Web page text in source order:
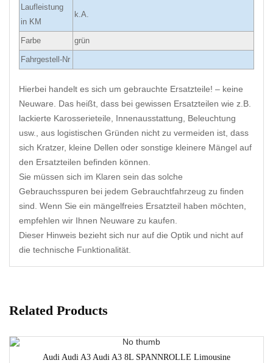
Laufleistung
in KM
k.A.
Farbe grün
Fahrgestell-Nr
Hierbei handelt es sich um gebrauchte Ersatzteile! – keine
Neuware. Das heißt, dass bei gewissen Ersatzteilen wie z.B.
lackierte Karosserieteile, Innenausstattung, Beleuchtung
usw., aus logistischen Gründen nicht zu vermeiden ist, dass
sich Kratzer, kleine Dellen oder sonstige kleinere Mängel auf
den Ersatzteilen befinden können.
Sie müssen sich im Klaren sein das solche
Gebrauchsspuren bei jedem Gebrauchtfahrzeug zu finden
sind. Wenn Sie ein mängelfreies Ersatzteil haben möchten,
empfehlen wir Ihnen Neuware zu kaufen.
Dieser Hinweis bezieht sich nur auf die Optik und nicht auf
die technische Funktionalität.
Related Products
Audi Audi A3 Audi A3 8L SPANNROLLE Limousine